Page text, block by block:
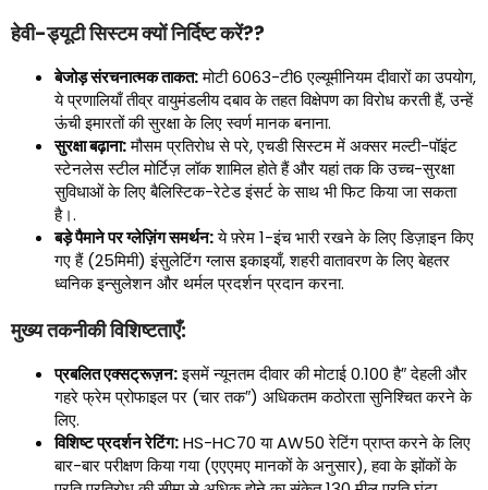
हेवी-ड्यूटी सिस्टम क्यों निर्दिष्ट करें??
बेजोड़ संरचनात्मक ताकत:मोटी 6063-टी6 एल्यूमीनियम दीवारों का उपयोग,
ये प्रणालियाँ तीव्र वायुमंडलीय दबाव के तहत विक्षेपण का विरोध करती हैं, उन्हें
ऊंची इमारतों की सुरक्षा के लिए स्वर्ण मानक बनाना.
सुरक्षा बढ़ाना:मौसम प्रतिरोध से परे, एचडी सिस्टम में अक्सर मल्टी-पॉइंट
स्टेनलेस स्टील मोर्टिज़ लॉक शामिल होते हैं और यहां तक ​​कि उच्च-सुरक्षा
सुविधाओं के लिए बैलिस्टिक-रेटेड इंसर्ट के साथ भी फिट किया जा सकता
है।.
बड़े पैमाने पर ग्लेज़िंग समर्थन:ये फ़्रेम 1-इंच भारी रखने के लिए डिज़ाइन किए
गए हैं (25मिमी) इंसुलेटिंग ग्लास इकाइयाँ, शहरी वातावरण के लिए बेहतर
ध्वनिक इन्सुलेशन और थर्मल प्रदर्शन प्रदान करना.
मुख्य तकनीकी विशिष्टताएँ:
प्रबलित एक्सट्रूज़न:इसमें न्यूनतम दीवार की मोटाई 0.100 है″ देहली और
गहरे फ्रेम प्रोफाइल पर (चार तक″) अधिकतम कठोरता सुनिश्चित करने के
लिए.
विशिष्ट प्रदर्शन रेटिंग:HS-HC70 या AW50 रेटिंग प्राप्त करने के लिए
बार-बार परीक्षण किया गया (एएएमए मानकों के अनुसार), हवा के झोंकों के